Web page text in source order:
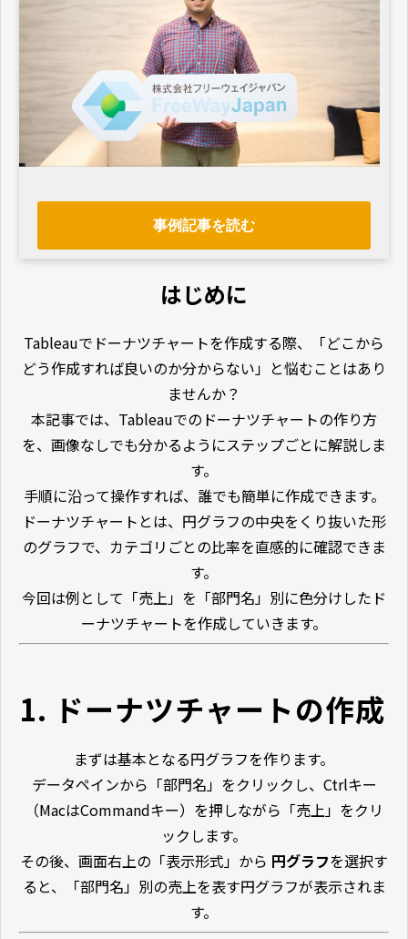
事例記事を読む
はじめに
Tableauでドーナツチャートを作成する際、「どこから
どう作成すれば良いのか分からない」と悩むことはあり
ませんか？
本記事では、Tableauでのドーナツチャートの作り方
を、画像なしでも分かるようにステップごとに解説しま
す。
手順に沿って操作すれば、誰でも簡単に作成できます。
ドーナツチャートとは、円グラフの中央をくり抜いた形
のグラフで、カテゴリごとの比率を直感的に確認できま
す。
今回は例として「売上」を「部門名」別に色分けしたド
ーナツチャートを作成していきます。
1. ドーナツチャートの作成
まずは基本となる円グラフを作ります。
データペインから「部門名」をクリックし、Ctrlキー
（MacはCommandキー）を押しながら「売上」をクリ
ックします。
その後、画面右上の「表示形式」から 円グラフを選択す
ると、「部門名」別の売上を表す円グラフが表示されま
す。